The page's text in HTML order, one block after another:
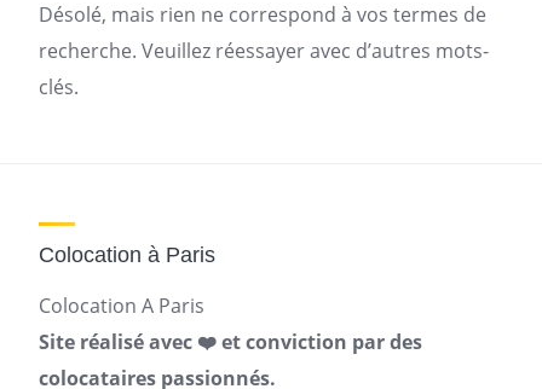
Désolé, mais rien ne correspond à vos termes de
recherche. Veuillez réessayer avec d’autres mots-
clés.
Colocation à Paris
Colocation A Paris
Site réalisé avec ❤️ et conviction par des
colocataires passionnés.